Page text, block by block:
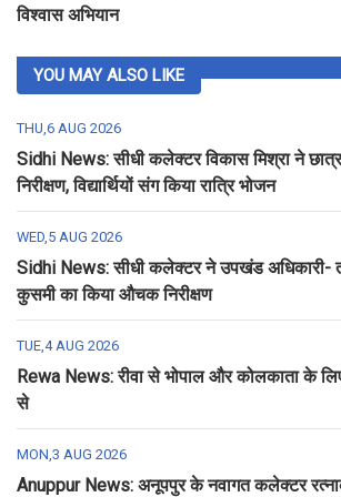
विश्वास अभियान
YOU MAY ALSO LIKE
THU,6 AUG 2026
Sidhi News: सीधी कलेक्टर विकास मिश्रा ने
निरीक्षण, विद्यार्थियों संग किया रात्रि भोजन
WED,5 AUG 2026
Sidhi News: सीधी कलेक्टर ने उपखंड अधिकारी-
कुसमी का किया औचक निरीक्षण
TUE,4 AUG 2026
Rewa News: रीवा से भोपाल और कोलकाता के
से
MON,3 AUG 2026
Anuppur News: अनूपपुर के नवागत कलेक्टर